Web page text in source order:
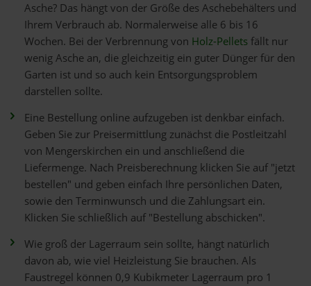
Asche? Das hängt von der Größe des Aschebehälters und
Ihrem Verbrauch ab. Normalerweise alle 6 bis 16
Wochen. Bei der Verbrennung von Holz-Pelletsfällt nur
wenig Asche an, die gleichzeitig ein guter Dünger für den
Garten ist und so auch kein Entsorgungsproblem
darstellen sollte.
Eine Bestellung online aufzugeben ist denkbar einfach.
Geben Sie zur Preisermittlung zunächst die Postleitzahl
von Mengerskirchen ein und anschließend die
Liefermenge. Nach Preisberechnung klicken Sie auf "jetzt
bestellen" und geben einfach Ihre persönlichen Daten,
sowie den Terminwunsch und die Zahlungsart ein.
Klicken Sie schließlich auf "Bestellung abschicken".
Wie groß der Lagerraum sein sollte, hängt natürlich
davon ab, wie viel Heizleistung Sie brauchen. Als
Faustregel können 0,9 Kubikmeter Lagerraum pro 1